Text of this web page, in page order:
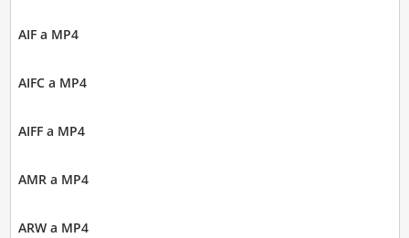
AIF a MP4
AIFC a MP4
AIFF a MP4
AMR a MP4
ARW a MP4